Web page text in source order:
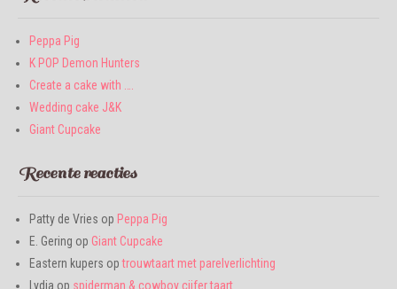
Peppa Pig
K POP Demon Hunters
Create a cake with ….
Wedding cake J&K
Giant Cupcake
Recente reacties
Patty de Vries op Peppa Pig
E. Gering op Giant Cupcake
Eastern kupers optrouwtaart met parelverlichting
Lydia op spiderman & cowboy cijfer taart